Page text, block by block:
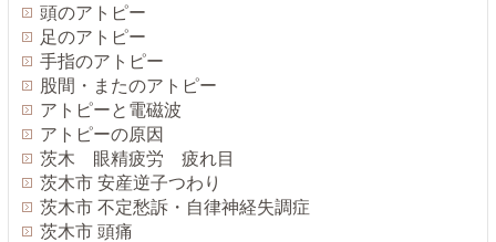
頭のアトピー
足のアトピー
手指のアトピー
股間・またのアトピー
アトピーと電磁波
アトピーの原因
茨木 眼精疲労 疲れ目
茨木市 安産逆子つわり
茨木市 不定愁訴・自律神経失調症
茨木市 頭痛